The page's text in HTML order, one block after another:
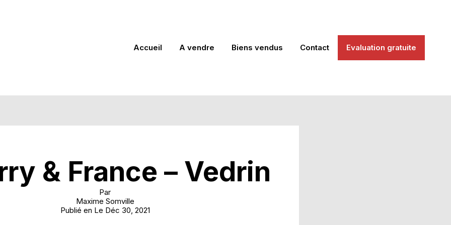
Accueil A vendre Biens vendus Contact Evaluation gratuite
& France – Vedrin
Par
Maxime Somville
Publié en Le Déc 30, 2021